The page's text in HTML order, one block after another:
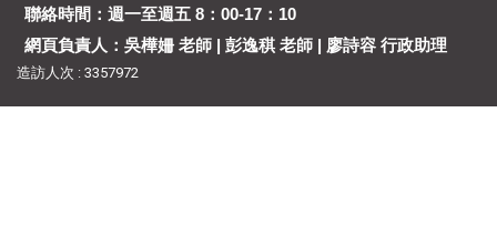
聯絡時間：週一至週五 8：00-17：10
網頁負責人：吳樺姍 老師 | 彭逸稘 老師 | 廖詩容 行政助理
造訪人次 : 3357972